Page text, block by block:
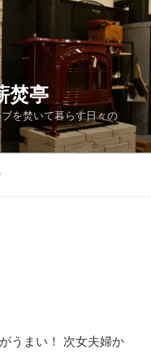
焚亭
を焚いて暮らす日々の
うまい！ 次女夫婦か